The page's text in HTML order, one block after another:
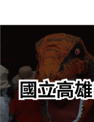
轉
要
內
容